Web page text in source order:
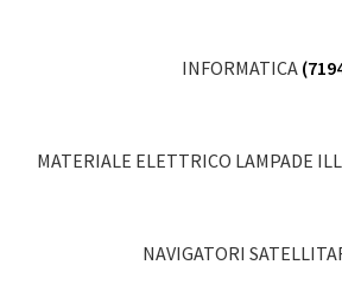
INFORMATICA
MATERIALE ELETTRICO LAMPADE
NAVIGATORI